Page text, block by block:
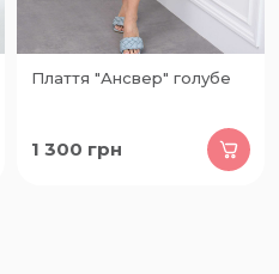
Плаття "Ансвер" голубе
1 300 грн